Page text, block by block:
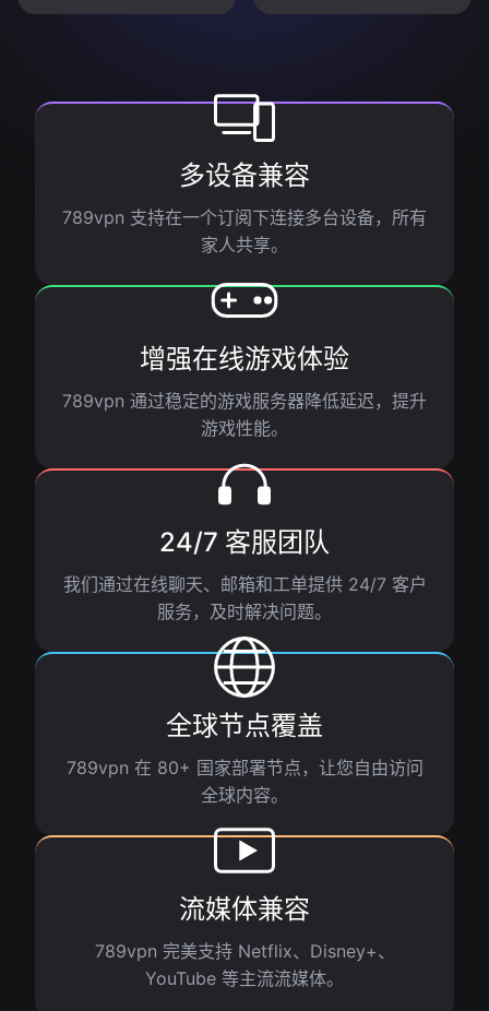
多设备兼容
789vpn 支持在一个订阅下连接多台设备，所有
家人共享。
增强在线游戏体验
789vpn 通过稳定的游戏服务器降低延迟，提升
游戏性能。
24/7 客服团队
我们通过在线聊天、邮箱和工单提供 24/7 客户
服务，及时解决问题。
全球节点覆盖
789vpn 在 80+ 国家部署节点，让您自由访问
全球内容。
流媒体兼容
789vpn 完美支持 Netflix、Disney+、
YouTube 等主流流媒体。